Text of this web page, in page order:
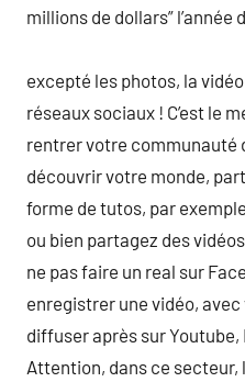
millions de dollars” l’année
excepté les photos, la
réseaux sociaux ! C’est le
rentrer votre communauté
découvrir votre monde,
forme de tutos, par
ou bien partagez des
ne pas faire un real sur
enregistrer une vidéo,
diffuser après sur
Attention, dans ce secteur,